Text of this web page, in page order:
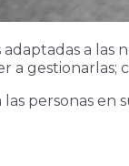
a
a
personas en